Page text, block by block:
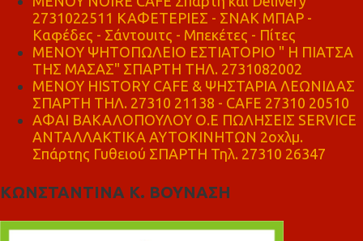
2731022511 ΚΑΦΕΤΕΡΙΕΣ - ΣΝΑΚ ΜΠΑΡ -
Καφέδες - Σάντουιτς - Μπεκέτες - Πίτες
ΜΕΝΟΥ ΨΗΤΟΠΩΛΕΙΟ ΕΣΤΙΑΤΟΡΙΟ " Η ΠΙΑΤΣΑ
ΤΗΣ ΜΑΣΑΣ" ΣΠΑΡΤΗ ΤΗΛ. 2731082002
ΜΕΝΟΥ HISTORY CAFE & ΨΗΣΤΑΡΙΑ ΛΕΩΝΙΔΑΣ
ΣΠΑΡΤΗ ΤΗΛ. 27310 21138 - CAFE 27310 20510
ΑΦΑΙ ΒΑΚΑΛΟΠΟΥΛΟΥ Ο.Ε ΠΩΛΗΣΕΙΣ SERVICE
ΑΝΤΑΛΛΑΚΤΙΚΑ ΑΥΤΟΚΙΝΗΤΩΝ 2οχλμ.
Σπάρτης Γυθειού ΣΠΑΡΤΗ Τηλ. 27310 26347
ΚΩΝΣΤΑΝΤΙΝΑ Κ. ΒΟΥΝΑΣΗ